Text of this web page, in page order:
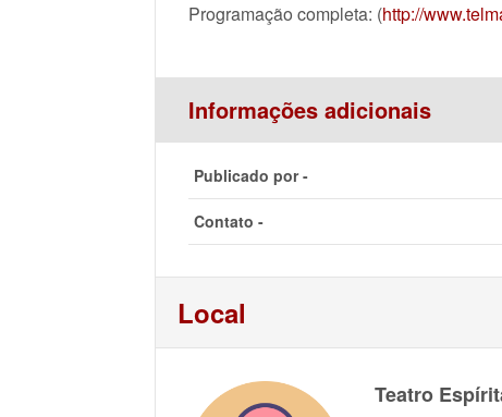
Programação completa: (http://
Informações adicionais
Publicado por -
Contato -
Local
Teatro